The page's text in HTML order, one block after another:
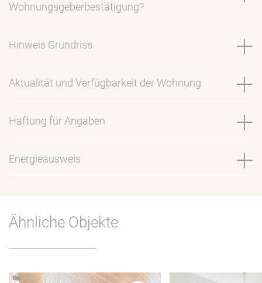
Wohnungsgeberbestätigung?
Hinweis Grundriss
Aktualität und Verfügbarkeit der Wohnung
Haftung für Angaben
Energieausweis
Ähnliche Objekte